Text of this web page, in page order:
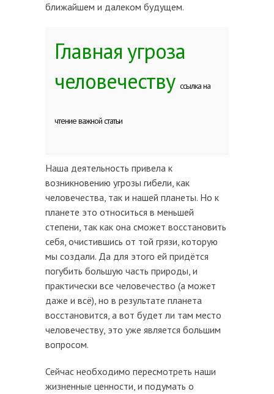
ближайшем и далеком будущем.
Главная угроза
человечеству ссылка на
чтение важной статьи
Наша деятельность привела к
возникновению угрозы гибели, как
человечества, так и нашей планеты. Но к
планете это относиться в меньшей
степени, так как она сможет восстановить
себя, очистившись от той грязи, которую
мы создали. Да для этого ей придётся
погубить большую часть природы, и
практически все человечество (а может
даже и всё), но в результате планета
восстановится, а вот будет ли там место
человечеству, это уже является большим
вопросом.
Сейчас необходимо пересмотреть наши
жизненные ценности, и подумать о